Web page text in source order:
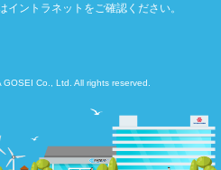
イントラネットをご確認ください。
Co., Ltd. All rights reserved.